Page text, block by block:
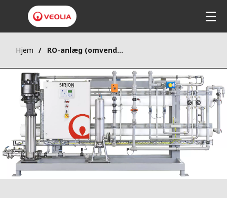
Hjem RO-anlæg (omvendt osmose)